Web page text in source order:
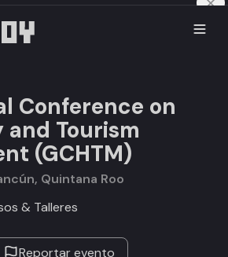
Conference on
Tourism
(GCHTM)
Quintana Roo
& Talleres
Reportar evento